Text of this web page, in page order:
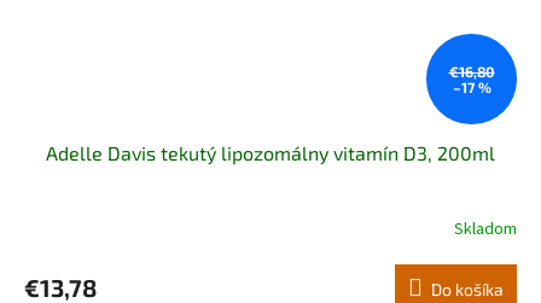
€16,80
–17 %
Adelle Davis tekutý lipozomálny vitamín D3, 200ml
produktu
Skladom
€13,78 Do košíka